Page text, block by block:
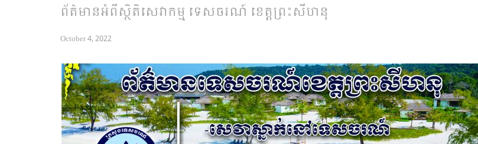
ព័ត៌មានអំពីស្ថិតិសេវាកម្ម ទេសចរណ៍ ខេត្តព្រះសីហនុ
October 4, 2022